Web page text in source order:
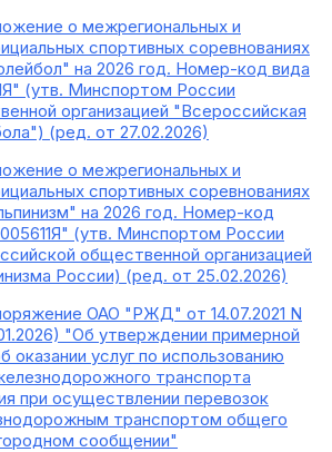
о межрегиональных и
спортивных соревнованиях
на 2026 год. Номер-код вида
(утв. Минспортом России
организацией "Всероссийская
(ред. от 27.02.2026)
о межрегиональных и
спортивных соревнованиях
на 2026 год. Номер-код
(утв. Минспортом России
общественной организацией
России) (ред. от 25.02.2026)
ОАО "РЖД" от 14.07.2021 N
"Об утверждении примерной
услуг по использованию
транспорта
при осуществлении перевозок
транспортом общего
сообщении"